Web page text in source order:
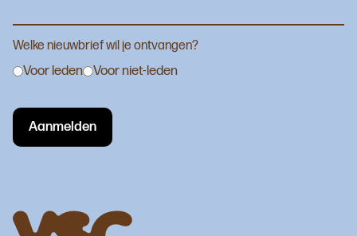
Welke nieuwbrief wil je ontvangen?
Voor leden Voor niet-leden